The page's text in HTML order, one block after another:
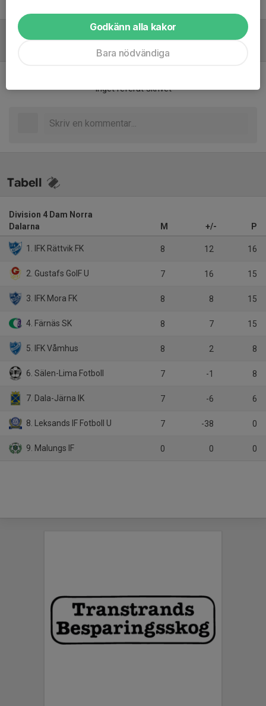
Referat
Inget referat skrivet
Tabell
Division 4 Dam Norra
Dalarna
M +/- P
1. IFK Rättvik FK 8 12 16
2. Gustafs GoIF U 7 16 15
3. IFK Mora FK 8 8 15
4. Färnäs SK 8 7 15
5. IFK Våmhus 8 2 8
6. Sälen-Lima Fotboll 7 -1 8
7. Dala-Järna IK 7 -6 6
8. Leksands IF Fotboll U 7 -38 0
9. Malungs IF 0 0 0
Godkänn alla kakor
Bara nödvändiga